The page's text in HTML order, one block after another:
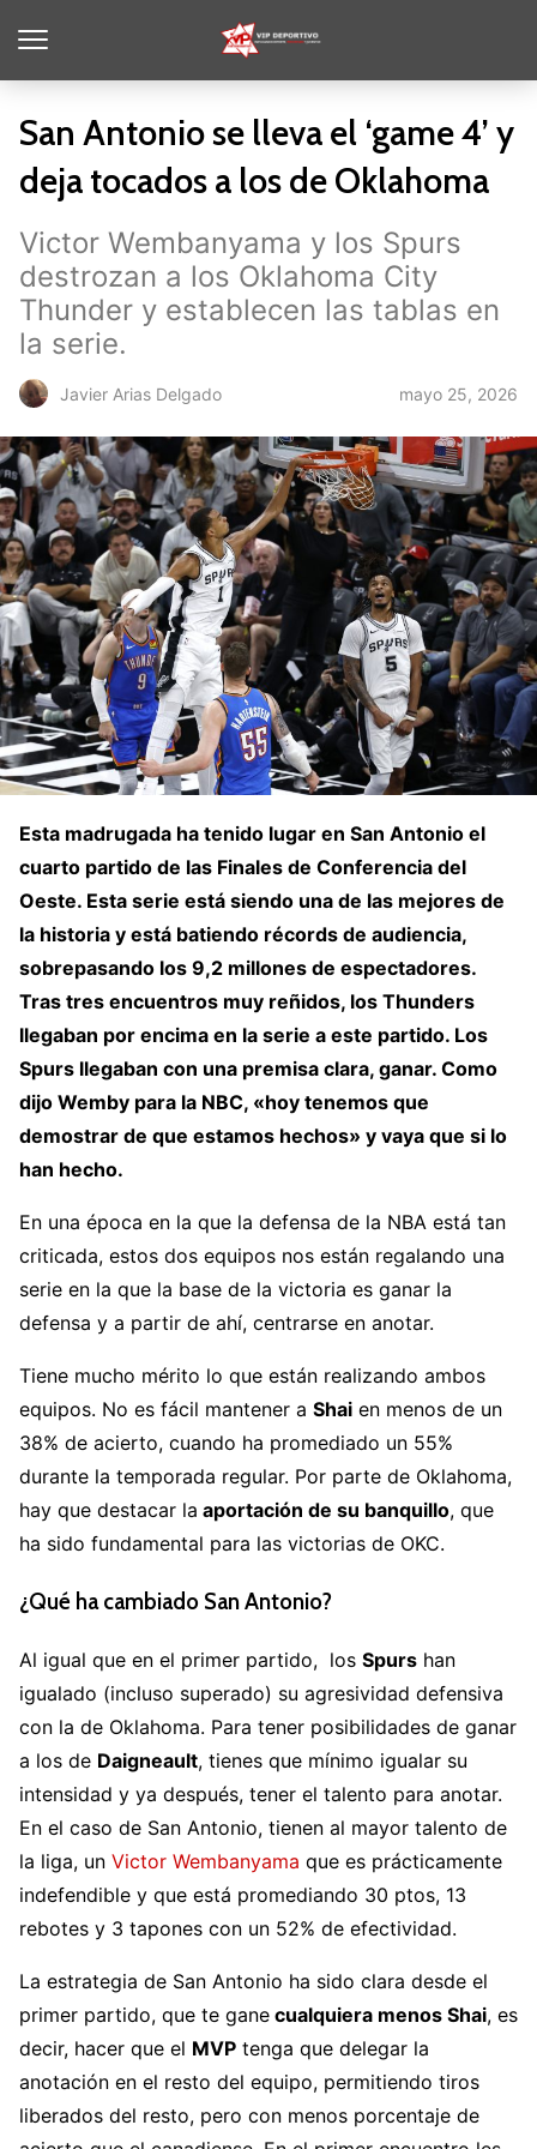
San Antonio se lleva el ‘game 4’ y
deja tocados a los de Oklahoma
Victor Wembanyama y los Spurs
destrozan a los Oklahoma City
Thunder y establecen las tablas en
la serie.
Javier Arias Delgado mayo 25, 2026
Esta madrugada ha tenido lugar en San Antonio el
cuarto partido de las Finales de Conferencia del
Oeste. Esta serie está siendo una de las mejores de
la historia y está batiendo récords de audiencia,
sobrepasando los 9,2 millones de espectadores.
Tras tres encuentros muy reñidos, los Thunders
llegaban por encima en la serie a este partido. Los
Spurs llegaban con una premisa clara, ganar. Como
dijo Wemby para la NBC, «hoy tenemos que
demostrar de que estamos hechos» y vaya que si lo
han hecho.
En una época en la que la defensa de la NBA está tan
criticada, estos dos equipos nos están regalando una
serie en la que la base de la victoria es ganar la
defensa y a partir de ahí, centrarse en anotar.
Tiene mucho mérito lo que están realizando ambos
equipos. No es fácil mantener a Shai en menos de un
38% de acierto, cuando ha promediado un 55%
durante la temporada regular. Por parte de Oklahoma,
hay que destacar la aportación de su banquillo, que
ha sido fundamental para las victorias de OKC.
¿Qué ha cambiado San Antonio?
Al igual que en el primer partido, los Spurs han
igualado (incluso superado) su agresividad defensiva
con la de Oklahoma. Para tener posibilidades de ganar
a los de Daigneault, tienes que mínimo igualar su
intensidad y ya después, tener el talento para anotar.
En el caso de San Antonio, tienen al mayor talento de
la liga, un Victor Wembanyama que es prácticamente
indefendible y que está promediando 30 ptos, 13
rebotes y 3 tapones con un 52% de efectividad.
La estrategia de San Antonio ha sido clara desde el
primer partido, que te gane cualquiera menos Shai, es
decir, hacer que el MVP tenga que delegar la
anotación en el resto del equipo, permitiendo tiros
liberados del resto, pero con menos porcentaje de